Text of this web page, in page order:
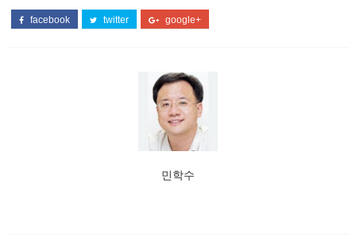
facebook twitter google+
민학수